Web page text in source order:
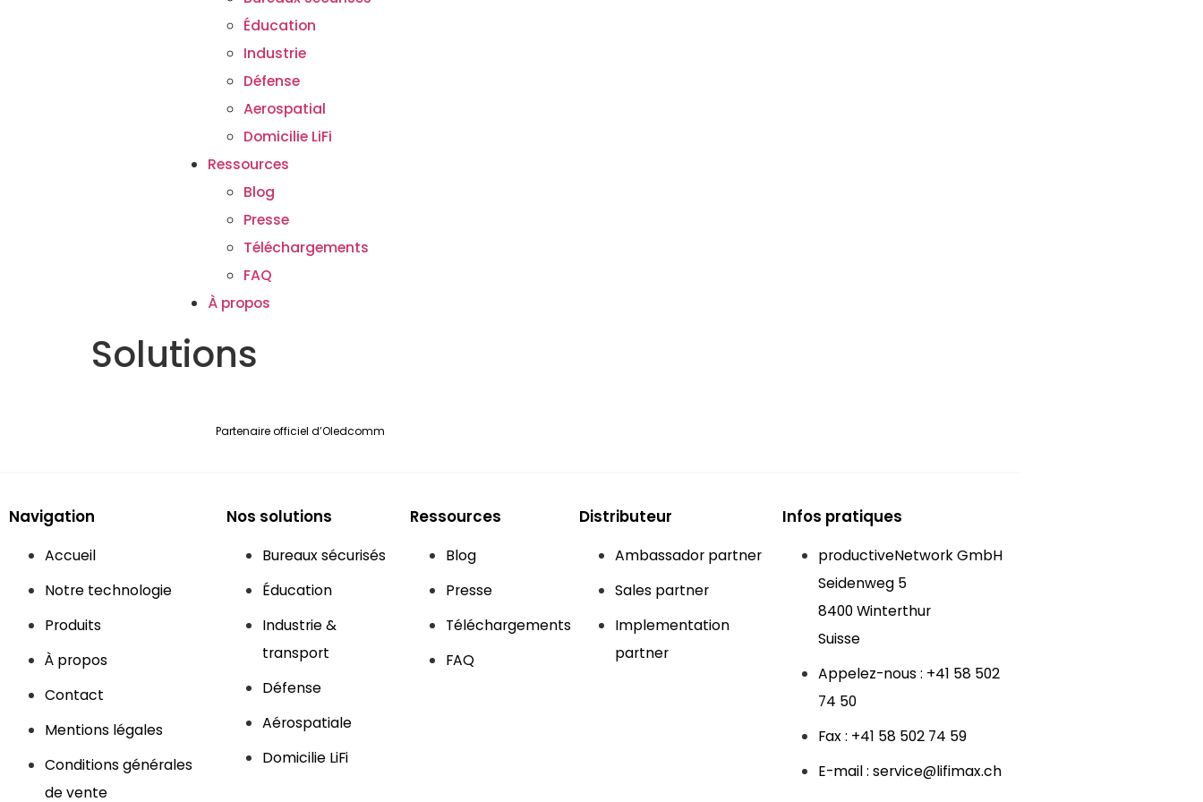
Éducation
Industrie
Défense
Aerospatial
Domicilie LiFi
Ressources
Blog
Presse
Téléchargements
FAQ
À propos
Solutions
Partenaire officiel d’Oledcomm
Navigation
Accueil
Notre technologie
Produits
À propos
Contact
Mentions légales
Conditions générales
de vente
Nos solutions
Bureaux sécurisés
Éducation
Industrie &
transport
Défense
Aérospatiale
Domicilie LiFi
Ressources
Blog
Presse
Téléchargements
FAQ
Distributeur
Ambassador partner
Sales partner
Implementation
partner
Infos pratiques
productiveNetwork GmbH
Seidenweg 5
8400 Winterthur
Suisse
Appelez-nous : +41 58 502
74 50
Fax : +41 58 502 74 59
E-mail : service@lifimax.ch